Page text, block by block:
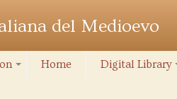
del Medioevo
Home Digital Library